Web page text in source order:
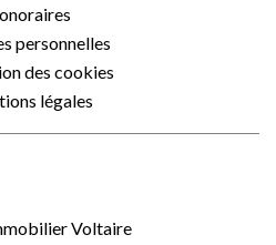
personnelles
des cookies
légales
Voltaire